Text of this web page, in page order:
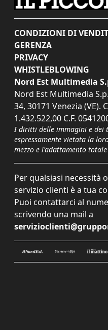
CONDIZIONI DI
GERENZA
PRIVACY
WHISTLEBLOWING
Nord Est Multimedia
Nord Est Multimedia
34, 30171 Venezia (VE).
1.432.522,00 C.F.
I diritti delle immagini e dei
espressamente vietata la
mezzo e l'adattamento
Per qualsiasi necessità
servizio clienti è a tua
Puoi contattarci al
scrivendo una mail a